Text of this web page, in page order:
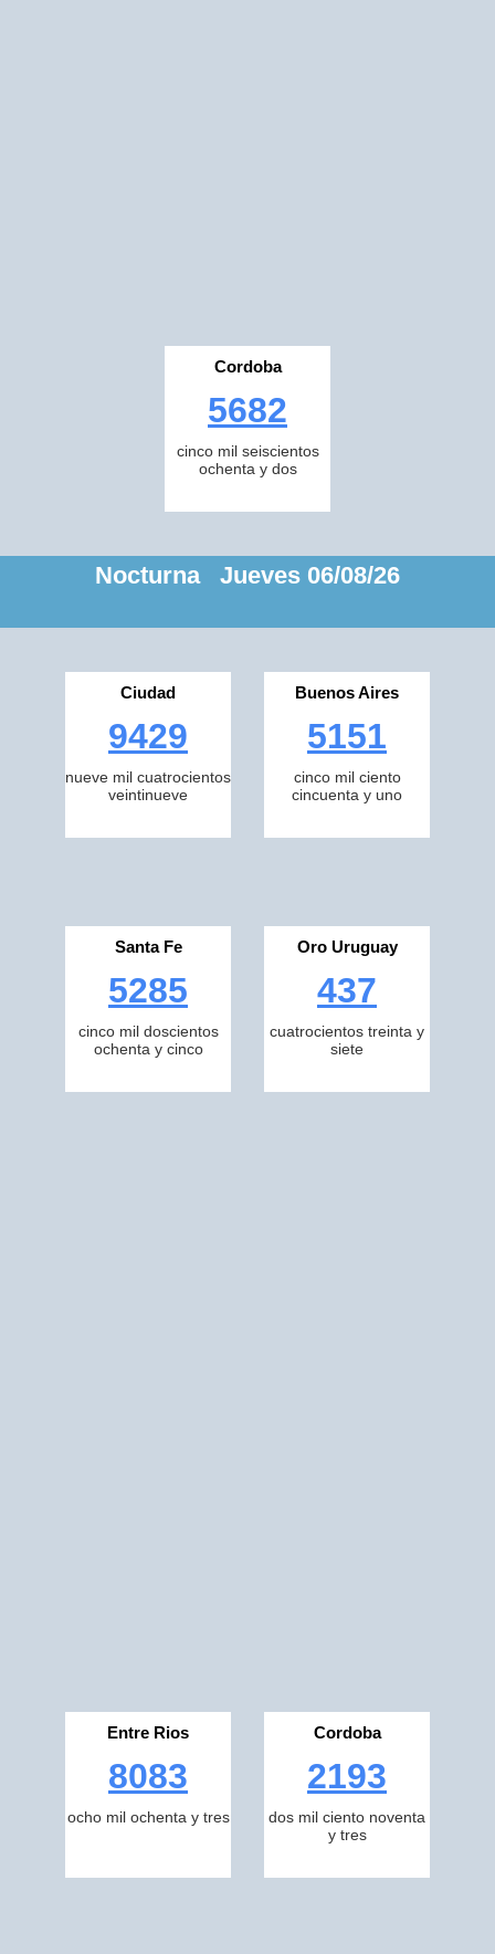
Cordoba
5682
cinco mil seiscientos
ochenta y dos
Nocturna Jueves 06/08/26
Ciudad
9429
nueve mil cuatrocientos
veintinueve
Buenos Aires
5151
cinco mil ciento
cincuenta y uno
Santa Fe
5285
cinco mil doscientos
ochenta y cinco
Oro Uruguay
437
cuatrocientos treinta y
siete
Entre Rios
8083
ocho mil ochenta y tres
Cordoba
2193
dos mil ciento noventa
y tres